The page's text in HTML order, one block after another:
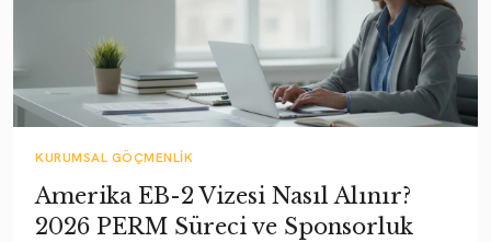
KURUMSAL GÖÇMENLIK
Amerika EB-2 Vizesi Nasıl Alınır?
2026 PERM Süreci ve Sponsorluk